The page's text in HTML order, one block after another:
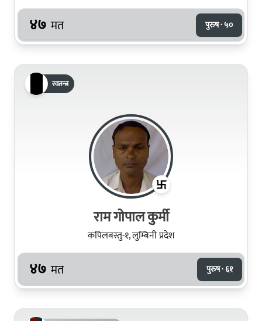
४७ मत पुरुष · ५०
स्वतन्त्र
राम गोपाल कुर्मी
कपिलबस्तु-१, लुम्बिनी प्रदेश
४७ मत पुरुष · ६१